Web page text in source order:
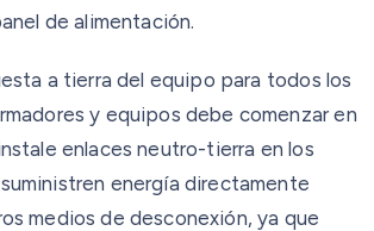
de alimentación.
a tierra del equipo para todos los
y equipos debe comenzar en
enlaces neutro-tierra en los
energía directamente
medios de desconexión, ya que